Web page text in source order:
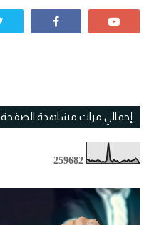
إجمالي مرات مشاهدة الصفحة
259682